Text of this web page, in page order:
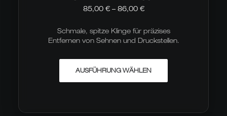
85,00 € – 86,00 €Preisspanne:
86,00 €
Schmale, spitze Klinge für präzises
Entfernen von Sehnen und Druckstellen.
AUSFÜHRUNG WÄHLEN
weist
auf.